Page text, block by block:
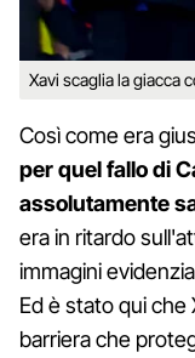
Xavi scaglia la giacca
Così come era
per quel fallo di
assolutamente
era in ritardo
immagini
Ed è stato qui che
barriera che